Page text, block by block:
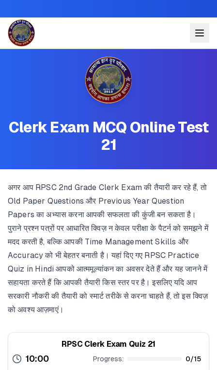
Clerk Exam MCQ Online Test
21
अगर आप RPSC 2nd Grade Clerk Exam की तैयारी कर रहे हैं, तो
Old Paper Questions और Previous Year Question
Papers का अभ्यास करना आपकी सफलता की कुंजी बन सकता है।
पुराने प्रश्न पत्रों पर आधारित क्विज़ न केवल परीक्षा के पैटर्न को समझने में
मदद करती है, बल्कि आपकी Time Management Skills और
Accuracy को भी बेहतर बनाती है। यहां दिए गए RPSC Practice
Quiz in Hindi आपको आत्ममूल्यांकन का अवसर देते हैं और यह जानने में
सहायता करते हैं कि आपकी तैयारी किस स्तर पर है। इसलिए यदि आप
सरकारी नौकरी की तैयारी को स्मार्ट तरीके से करना चाहते हैं, तो इस क्विज़
को अवश्य आज़माएं।
RPSC Clerk Exam Quiz 21
10:00 Progress: 0/15